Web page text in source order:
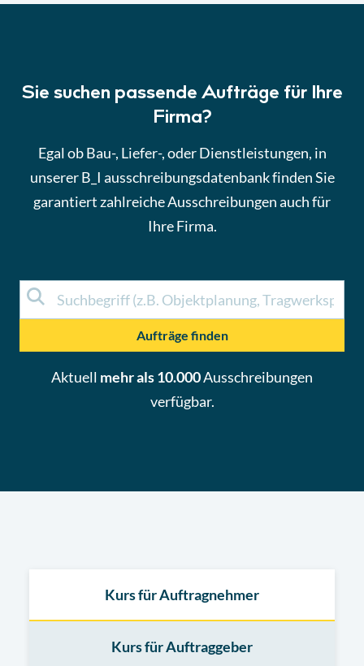
Sie suchen passende Aufträge für Ihre
Firma?
Egal ob Bau-, Liefer-, oder Dienstleistungen, in
unserer B_I ausschreibungsdatenbank finden Sie
garantiert zahlreiche Ausschreibungen auch für
Ihre Firma.
Aufträge finden
Aktuell mehr als 10.000Ausschreibungen
verfügbar.
Kurs für Auftragnehmer
Kurs für Auftraggeber